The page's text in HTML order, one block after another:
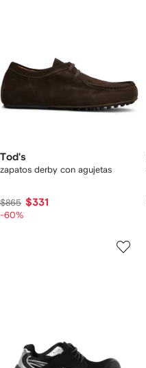
Tod's
zapatos derby con agujetas
$865 $331
-60%